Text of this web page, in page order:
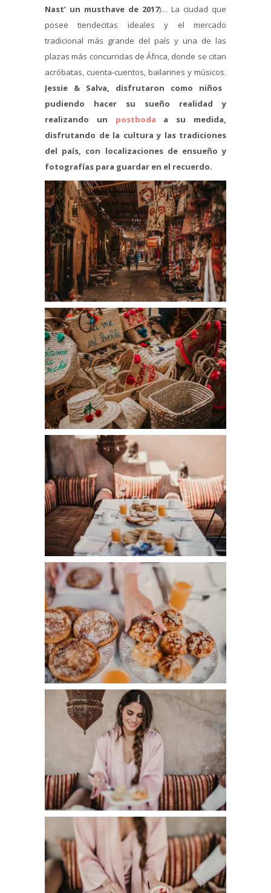
Nast’ un musthave de 2017)… La ciudad que
posee tiendecitas ideales y el mercado
tradicional más grande del país y una de las
plazas más concurridas de África, donde se citan
acróbatas, cuenta-cuentos, bailarines y músicos.
Jessie & Salva, disfrutaron como niños
pudiendo hacer su sueño realidad y
realizando un postboda a su medida,
disfrutando de la cultura y las tradiciones
del país, con localizaciones de ensueño y
fotografías para guardar en el recuerdo.